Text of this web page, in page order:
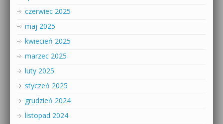
czerwiec 2025
maj 2025
kwiecień 2025
marzec 2025
luty 2025
styczeń 2025
grudzień 2024
listopad 2024